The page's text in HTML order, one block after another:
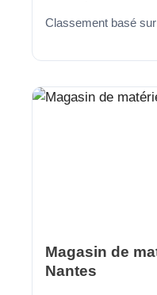
Classement basé sur
Magasin de
Nantes